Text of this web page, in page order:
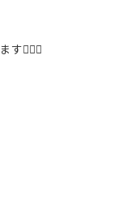
🙇‍♂️✨️